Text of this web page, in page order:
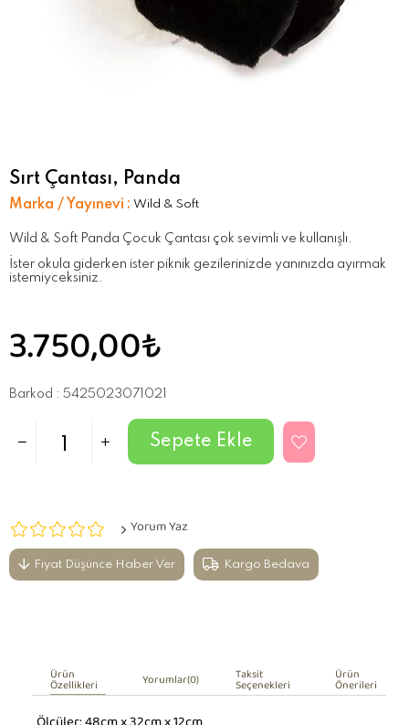
Sırt Çantası, Panda
Marka / Yayınevi : Wild & Soft
Wild & Soft Panda Çocuk Çantası çok sevimli ve kullanışlı.
İster okula giderken ister piknik gezilerinizde yanınızda ayırmak
istemiyceksiniz.
3.750,00₺
Barkod : 5425023071021
Yorum Yaz
Fiyat Düşünce Haber Ver Kargo Bedava
Ürün
Özellikleri Yorumlar(0) Taksit
Seçenekleri Ürün
Önerileri